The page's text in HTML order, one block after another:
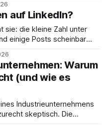
Produkt, aber außer dem
dem engsten Netzwerk
verlassen sich auf
durch die Algorithmen in
auf LinkedIn?
sie: die kleine Zahl unter
einige Posts scheinbar
Bereich. Doch was
Für B2B-
mehr als eine Eitelkeits-
Warum
(und wie es
Industrieunternehmens
skeptisch. Die